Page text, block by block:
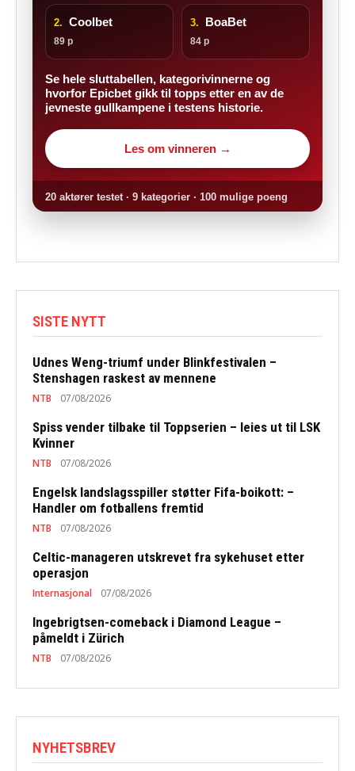
2. Coolbet
89 p
3. BoaBet
84 p
Se hele sluttabellen, kategorivinnerne og
hvorfor Epicbet gikk til topps etter en av de
jevneste gullkampene i testens historie.
Les om vinneren →
20 aktører testet · 9 kategorier · 100 mulige poeng
SISTE NYTT
Udnes Weng-triumf under Blinkfestivalen –
Stenshagen raskest av mennene
NTB 07/08/2026
Spiss vender tilbake til Toppserien – leies ut til LSK
Kvinner
NTB 07/08/2026
Engelsk landslagsspiller støtter Fifa-boikott: –
Handler om fotballens fremtid
NTB 07/08/2026
Celtic-manageren utskrevet fra sykehuset etter
operasjon
Internasjonal 07/08/2026
Ingebrigtsen-comeback i Diamond League –
påmeldt i Zürich
NTB 07/08/2026
NYHETSBREV